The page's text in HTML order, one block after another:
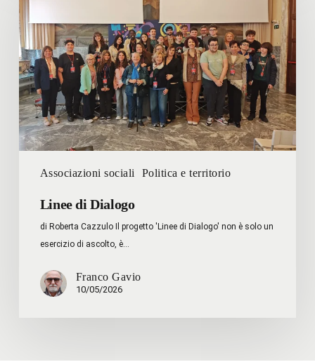
Associazioni sociali Politica e territorio
Dialogo
Linee di Dialogo
di Roberta Cazzulo Il progetto 'Linee di Dialogo' non è solo un
esercizio di ascolto, è…
Franco Gavio
10/05/2026